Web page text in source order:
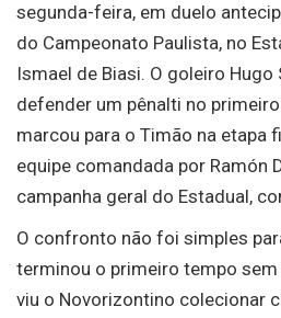
segunda-feira, em duelo
do Campeonato Paulista, no
Ismael de Biasi. O goleiro Hugo
defender um pênalti no
marcou para o Timão na etapa
equipe comandada por Ramón
campanha geral do Estadual,
O confronto não foi simples
terminou o primeiro tempo
viu o Novorizontino colecionar